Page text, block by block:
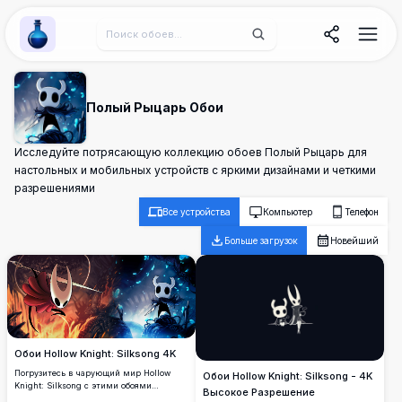
Wallpaper Alchemy
Полый Рыцарь Обои
Исследуйте потрясающую коллекцию обоев Полый Рыцарь для
настольных и мобильных устройств с яркими дизайнами и четкими
разрешениями
Все устройства Компьютер Телефон
Больше загрузок Новейший
Обои Hollow Knight: Silksong 4K
Погрузитесь в чарующий мир Hollow
Knight: Silksong с этими обоями
Обои Hollow Knight: Silksong - 4K
Высокое Разрешение